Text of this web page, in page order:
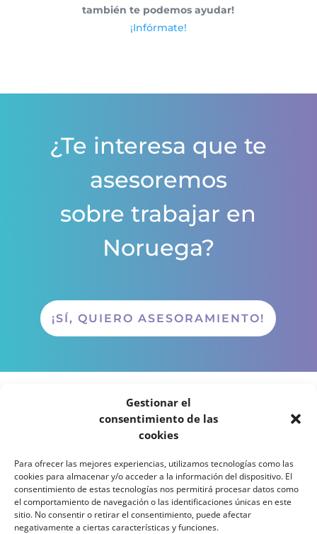
Gestionar el
consentimiento de las
cookies
Para ofrecer las mejores experiencias, utilizamos tecnologías como las
cookies para almacenar y/o acceder a la información del dispositivo. El
consentimiento de estas tecnologías nos permitirá procesar datos como
el comportamiento de navegación o las identificaciones únicas en este
sitio. No consentir o retirar el consentimiento, puede afectar
negativamente a ciertas características y funciones.
también te podemos ayudar!
¡Infórmate!
¿Te interesa que te
asesoremos
sobre trabajar en
Noruega?
¡SÍ, QUIERO ASESORAMIENTO!
¡APÚNTATE YA!
Comienzo del próximo curso: 3 de
octubre de 2023